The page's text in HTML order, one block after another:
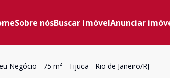
Sobre nósBuscar imóvelAnunciar
Negócio - 75 m² - Tijuca - Rio de Janeiro/RJ